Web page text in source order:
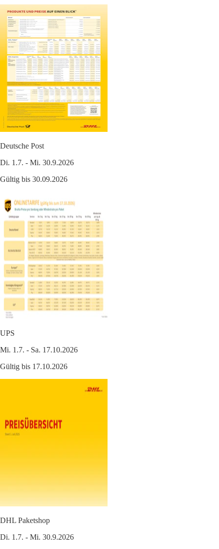
Deutsche Post
Di. 1.7. - Mi. 30.9.2026
Gültig bis 30.09.2026
UPS
Mi. 1.7. - Sa. 17.10.2026
Gültig bis 17.10.2026
DHL Paketshop
Di. 1.7. - Mi. 30.9.2026